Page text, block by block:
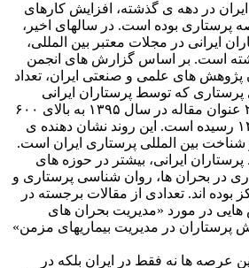
در دهه ی گذشته، افزایش کارهای
بوده است. در سالهای اخیر،
ایرانی در مجلات معتبر بین المللی،
است. بر اساس گزارش های انجمن
پژوهش های علمی و صنعتی ایران، تعداد
که توسط پرستاران ایرانی
انتشار یافته است، از ۲۵۰ عنوان مقاله در سال ۱۳۹۵ به بالای ۶۰۰
عنوان مقاله در سال ۱۴۰۱ رسیده است. این روند نشان دهنده ی
شناخت بین المللی پرستاری ایران است.
ایرانی، بیشتر در حوزه های
در بحران ها، روان شناسی پرستاری و
بوده اند. تعدادی از مقالات برجسته در
در مورد «مدیریت بحران های
پرستاران در مدیریت بیماریهای مزمن»
عرصه ها نه فقط در ایران بلکه در